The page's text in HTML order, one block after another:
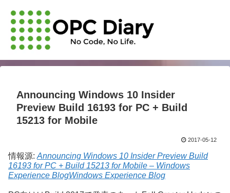
Announcing Windows 10 Insider
Preview Build 16193 for PC + Build
15213 for Mobile
2017-05-12
情報源: Announcing Windows 10 Insider Preview Build
16193 for PC + Build 15213 for Mobile – Windows
Experience BlogWindows Experience Blog